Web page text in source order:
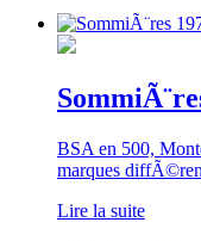
BSA en 500,
marques
Lire la suite